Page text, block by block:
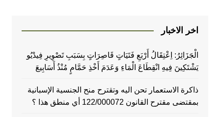
اخر الاخبار
الْجَزَائِرُ: اِعْتِقَالُ أَرْبَعِ فَتَيَاتٍ قَاصِرَاتٍ بِسَبَبِ تَصْوِيرِ فِيدْيُو
يَشْتَكِينَ فِيهِ انْقِطَاعَ الْمَاءِ وَعَدَمَ أَخْذِ حَمَّامٍ مُنْذُ أَسَابِيعَ
ذاكرة الاستعمار تحن اليه وتقترح منح الجنسية الإسبانية
بمقتضى مقترح القانون 122/000072 أي منطق هذا ؟